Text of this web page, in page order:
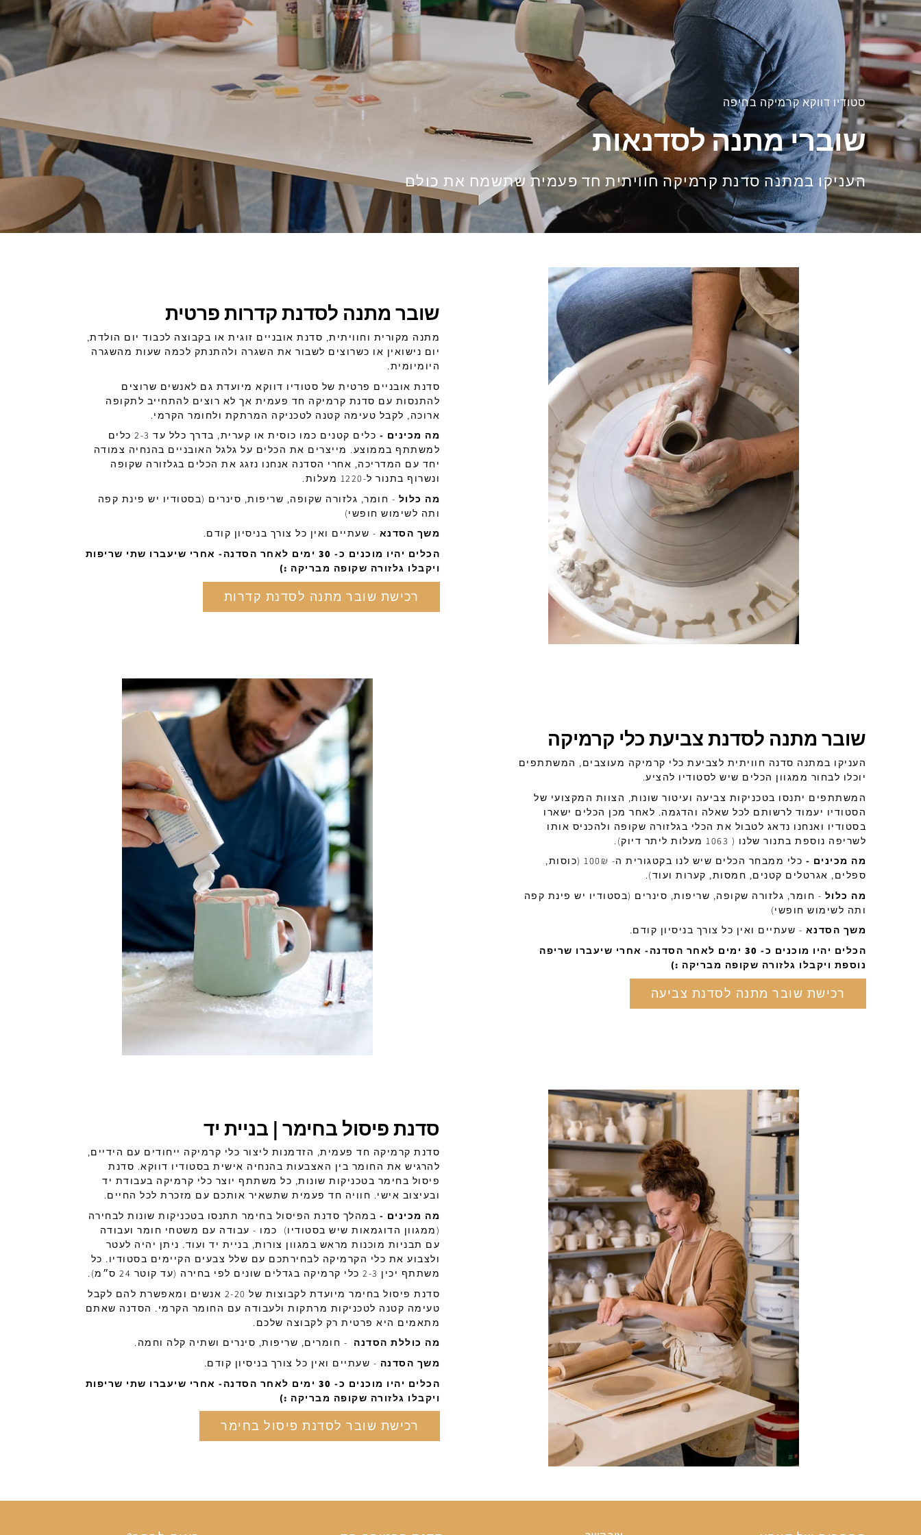
סטודיו דווקא קרמיקה בחיפה
שוברי מתנה לסדנאות
העניקו במתנה סדנת קרמיקה חוויתית חד פעמית שתשמח את כולם
שובר מתנה לסדנת קדרות פרטית
מתנה מקורית וחוויתית, סדנת אובניים זוגית או בקבוצה לכבוד יום הולדת,
יום נישואין או כשרוצים לשבור את השגרה ולהתנתק לכמה שעות מהשגרה
היומיומית.
סדנת אובניים פרטית של סטודיו דווקא מיועדת גם לאנשים שרוצים
להתנסות עם סדנת קרמיקה חד פעמית אך לא רוצים להתחייב לתקופה
ארוכה, לקבל טעימה קטנה לטכניקה המרתקת ולחומר הקרמי.
מה מכינים -
כלים קטנים כמו כוסית או קערית, בדרך כלל עד 2-3 כלים
למשתתף בממוצע. מייצרים את הכלים על גלגל האובניים בהנחיה צמודה
יחד עם המדריכה, אחרי הסדנה אנחנו נזגג את הכלים בגלזורה שקופה
ונשרוף בתנור ל-1220 מעלות.
מה כלול - חומר, גלזורה שקופה, שריפות, סינרים (בסטודיו יש פינת קפה
ותה לשימוש חופשי)
משך הסדנא - שעתיים ואין כל צורך בניסיון קודם.
הכלים יהיו מוכנים כ- 30 ימים לאחר הסדנה- אחרי שיעברו שתי שריפות
ויקבלו גלזורה שקופה מבריקה :)
רכישת שובר מתנה לסדנת קדרות
שובר מתנה לסדנת צביעת כלי קרמיקה
העניקו במתנה סדנה חוויתית לצביעת כלי קרמיקה מעוצבים, המשתתפים
יוכלו לבחור ממגוון הכלים שיש לסטודיו להציע.
המשתתפים יתנסו בטכניקות צביעה ועיטור שונות, הצוות המקצועי של
הסטודיו יעמוד לרשותם לכל שאלה והדגמה. לאחר מכן הכלים ישארו
בסטודיו ואנחנו נדאג לטבול את הכלי בגלזורה שקופה ולהכניס אותו
לשריפה נוספת בתנור שלנו ( 1063 מעלות ליתר דיוק).
מה מכינים -
כלי ממבחר הכלים שיש לנו בקטגורית ה- 100₪ (כוסות,
ספלים, אגרטלים קטנים, חמסות, קערות ועוד).
מה כלול - חומר, גלזורה שקופה, שריפות, סינרים (בסטודיו יש פינת קפה
ותה לשימוש חופשי)
משך הסדנא - שעתיים ואין כל צורך בניסיון קודם.
הכלים יהיו מוכנים כ- 30 ימים לאחר הסדנה- אחרי שיעברו שריפה
נוספת ויקבלו גלזורה שקופה מבריקה :)
רכישת שובר מתנה לסדנת צביעה
סדנת פיסול בחימר | בניית יד
סדנת קרמיקה חד פעמית, הזדמנות ליצור כלי קרמיקה ייחודים עם הידיים,
להרגיש את החומר בין האצבעות בהנחיה אישית בסטודיו דווקא. סדנת
פיסול בחימר בטכניקות שונות, כל משתתף יוצר כלי קרמיקה בעבודת יד
ובעיצוב אישי. חוויה חד פעמית שתשאיר אותכם עם מזכרת לכל החיים.
מה מכינים - במהלך סדנת הפיסול בחימר תתנסו בטכניקות שונות לבחירה
(ממגוון הדוגמאות שיש בסטודיו) כמו - עבודה עם משטחי חומר ועבודה
עם תבניות מוכנות מראש במגוון צורות, בניית יד ועוד. ניתן יהיה לעטר
ולצבוע את כלי הקרמיקה לבחירתכם עם שלל צבעים הקיימים בסטודיו. כל
משתתף יכין 2-3 כלי קרמיקה בגדלים שונים לפי בחירה (עד קוטר 24 ס״מ).
סדנת פיסול בחימר מיועדת לקבוצות של 2-20 אנשים ומאפשרת להם לקבל
טעימה קטנה לטכניקות מרתקות ולעבודה עם החומר הקרמי. הסדנה שאתם
מתאמים היא פרטית רק לקבוצה שלכם.
מה כוללת הסדנה - חומרים, שריפות, סינרים ושתיה קלה וחמה.
משך הסדנה - שעתיים ואין כל צורך בניסיון קודם.
הכלים יהיו מוכנים כ- 30 ימים לאחר הסדנה- אחרי שיעברו שתי שריפות
ויקבלו גלזורה שקופה מבריקה :)
רכישת שובר לסדנת פיסול בחימר